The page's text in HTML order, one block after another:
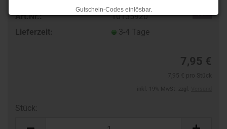
Gutschein-Codes einlösbar.
Ab dem 17.08.2026 versenden wir wieder wie gewohnt. Aufgrund des
TOP
Art.Nr.:
10135920
Lieferzeit:
3-4 Tage
7,95 €
Stück: